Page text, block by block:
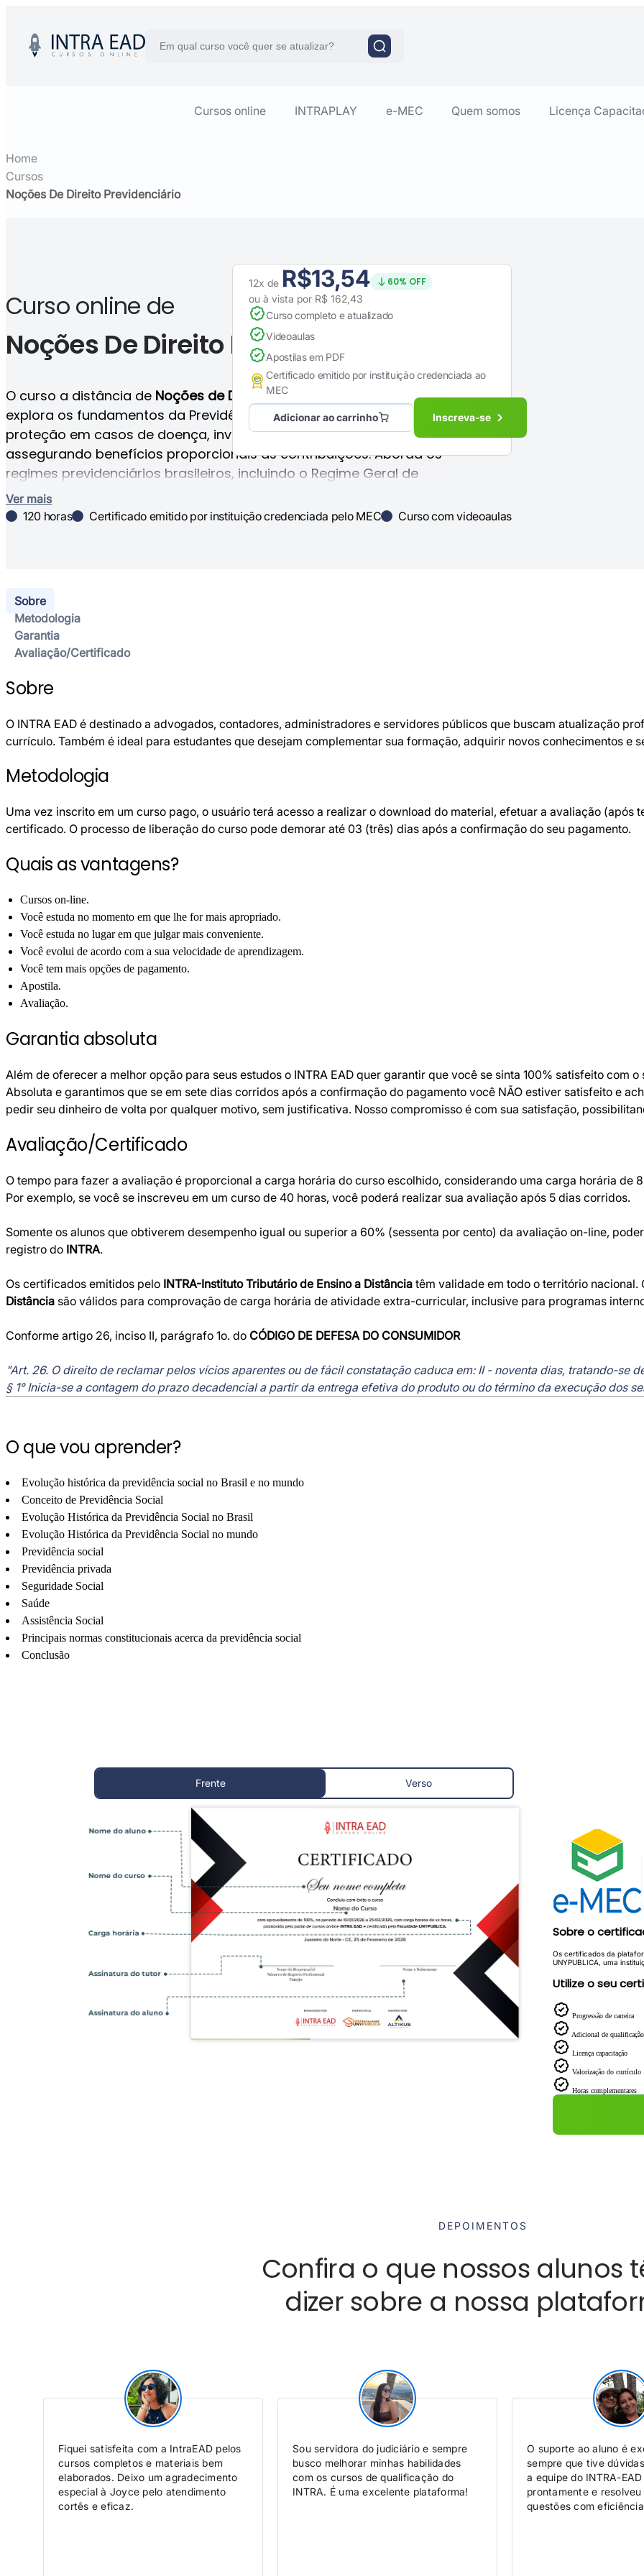
Cursos online INTRAPLAY e-MEC Quem somos Licença
Home
Cursos
Noções De Direito Previdenciário
Curso online de
Noções De Direito Previdenciário
O curso a distância de Noções de Direito Previdenciário
do INTRA
explora os fundamentos da Previdência Social como seguro para
proteção em casos de doença, invalidez, idade avançada ou morte,
assegurando benefícios proporcionais às contribuições. Aborda os
regimes previdenciários brasileiros, incluindo o Regime Geral de
Previdência Social (RGPS) e o Regime Próprio de Previdência dos
Servidores (RPPS), destacando as regras específicas para
Ver mais
120 horas
Certificado emitido por instituição credenciada pelo MEC Curso com videoaulas
12x de R$13,54
ou à vista por R$ 162,43
60% OFF
Curso completo e atualizado
Videoaulas
Apostilas em PDF
Certificado emitido por instituição credenciada ao
MEC
Adicionar ao carrinho Inscreva-se
Sobre
Metodologia
Garantia
Avaliação/Certificado
Sobre
O INTRA EAD é destinado a advogados, contadores, administradores e servidores públicos que buscam atualização
currículo. Também é ideal para estudantes que desejam complementar sua formação, adquirir novos conhecimentos e
Metodologia
Uma vez inscrito em um curso pago, o usuário terá acesso a realizar o download do material, efetuar a avaliação
certificado. O processo de liberação do curso pode demorar até 03 (três) dias após a confirmação do seu pagamento.
Quais as vantagens?
Cursos on-line.
Você estuda no momento em que lhe for mais apropriado.
Você estuda no lugar em que julgar mais conveniente.
Você evolui de acordo com a sua velocidade de aprendizagem.
Você tem mais opções de pagamento.
Apostila.
Avaliação.
Garantia absoluta
Além de oferecer a melhor opção para seus estudos o INTRA EAD quer garantir que você se sinta 100% satisfeito com
Absoluta e garantimos que se em sete dias corridos após a confirmação do pagamento você NÃO estiver satisfeito e
pedir seu dinheiro de volta por qualquer motivo, sem justificativa. Nosso compromisso é com sua satisfação,
Avaliação/Certificado
O tempo para fazer a avaliação é proporcional a carga horária do curso escolhido, considerando uma carga horária de
Por exemplo, se você se inscreveu em um curso de 40 horas, você poderá realizar sua avaliação após 5 dias corridos.
Somente os alunos que obtiverem desempenho igual ou superior a 60% (sessenta por cento) da avaliação on-line,
registro do INTRA.
Os certificados emitidos pelo INTRA-Instituto Tributário de Ensino a Distância têm validade em todo o território nacional.
Distância são válidos para comprovação de carga horária de atividade extra-curricular, inclusive para programas
Conforme artigo 26, inciso II, parágrafo 1o. do CÓDIGO DE DEFESA DO CONSUMIDOR
"Art. 26. O direito de reclamar pelos vícios aparentes ou de fácil constatação caduca em: II - noventa dias, tratando-se
§ 1° Inicia-se a contagem do prazo decadencial a partir da entrega efetiva do produto ou do término da execução dos
O que vou aprender?
Evolução histórica da previdência social no Brasil e no mundo
Conceito de Previdência Social
Evolução Histórica da Previdência Social no Brasil
Evolução Histórica da Previdência Social no mundo
Previdência social
Previdência privada
Seguridade Social
Saúde
Assistência Social
Principais normas constitucionais acerca da previdência social
Conclusão
Frente Verso
Sobre o
Os certificados da
UNYPUBLICA, uma
Utilize o seu
Progressão de carreira
Adicional de qualificação
Licença capacitação
Valorização do currículo
Horas complementares
DEPOIMENTOS
Confira o que nossos alunos
dizer sobre a nossa
Fiquei satisfeita com a IntraEAD pelos
cursos completos e materiais bem
elaborados. Deixo um agradecimento
especial à Joyce pelo atendimento
cortês e eficaz.
Sou servidora do judiciário e sempre
busco melhorar minhas habilidades
com os cursos de qualificação do
INTRA. É uma excelente plataforma!
O suporte ao aluno é
sempre que tive
a equipe do INTRA-
prontamente e resolveu
questões com